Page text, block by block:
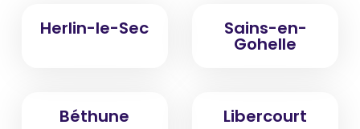
Herlin-le-Sec Sains-en-
Gohelle
Béthune Libercourt